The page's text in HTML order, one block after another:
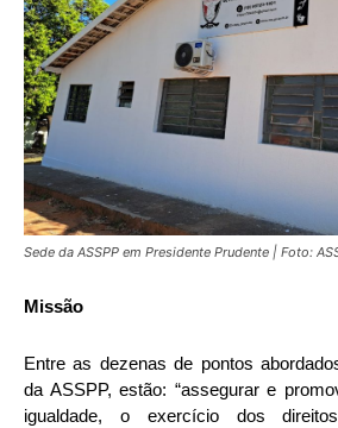
Sede da ASSPP em Presidente Prudente | Foto:
Missão
Entre as dezenas de pontos
da ASSPP, estão: “assegurar e
igualdade, o exercício dos